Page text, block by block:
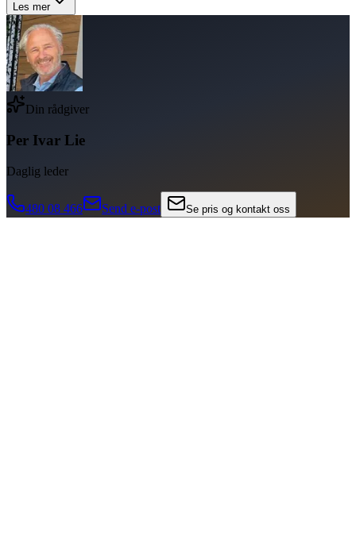
Les mer
Din rådgiver
Per Ivar Lie
Daglig leder
480 08 466 Send e-post Se pris og kontakt oss